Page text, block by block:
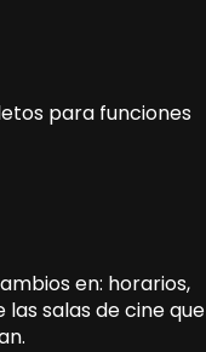
para funciones
en: horarios,
salas de cine que